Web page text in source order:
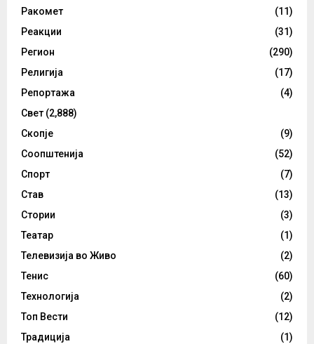
Ракомет
(11)
Реакции
(31)
Регион
(290)
Религија
(17)
Репортажа
(4)
Свет (2,888)
Скопје
(9)
Соопштенија
(52)
Спорт
(7)
Став
(13)
Стории
(3)
Театар
(1)
Телевизија во Живо
(2)
Тенис
(60)
Технологија
(2)
Топ Вести
(12)
Традиција
(1)